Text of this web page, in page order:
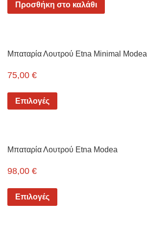
Προσθήκη στο καλάθι
Μπαταρία Λουτρού Etna Minimal Modea
75,00 €
Επιλογές
Μπαταρία Λουτρού Etna Modea
98,00 €
Επιλογές